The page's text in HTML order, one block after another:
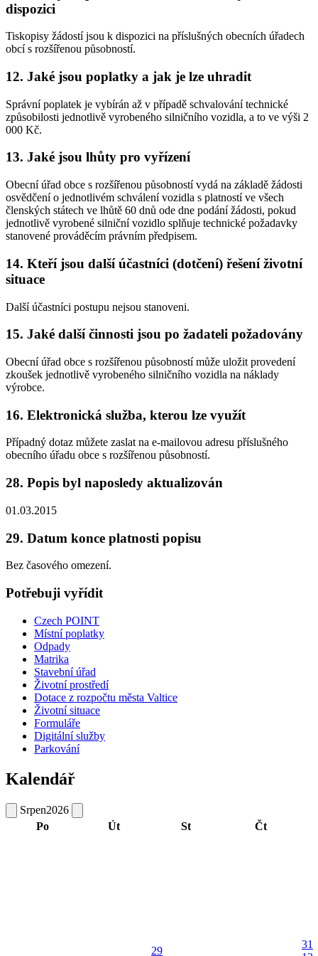
dispozici
Tiskopisy žádostí jsou k dispozici na příslušných obecních úřadech
obcí s rozšířenou působností.
12. Jaké jsou poplatky a jak je lze uhradit
Správní poplatek je vybírán až v případě schvalování technické
způsobilosti jednotlivě vyrobeného silničního vozidla, a to ve výši 2
000 Kč.
13. Jaké jsou lhůty pro vyřízení
Obecní úřad obce s rozšířenou působností vydá na základě žádosti
osvědčení o jednotlivém schválení vozidla s platností ve všech
členských státech ve lhůtě 60 dnů ode dne podání žádosti, pokud
jednotlivě vyrobené silniční vozidlo splňuje technické požadavky
stanovené prováděcím právním předpisem.
14. Kteří jsou další účastníci (dotčení) řešení životní
situace
Další účastníci postupu nejsou stanoveni.
15. Jaké další činnosti jsou po žadateli požadovány
Obecní úřad obce s rozšířenou působností může uložit provedení
zkoušek jednotlivě vyrobeného silničního vozidla na náklady
výrobce.
16. Elektronická služba, kterou lze využít
Případný dotaz můžete zaslat na e-mailovou adresu příslušného
obecního úřadu obce s rozšířenou působností.
28. Popis byl naposledy aktualizován
01.03.2015
29. Datum konce platnosti popisu
Bez časového omezení.
Potřebuji vyřídit
Czech POINT
Místní poplatky
Odpady
Matrika
Stavební úřad
Životní prostředí
Dotace z rozpočtu města Valtice
Životní situace
Formuláře
Digitální služby
Parkování
Kalendář
Srpen2026
Po
Út St Čt
29
31